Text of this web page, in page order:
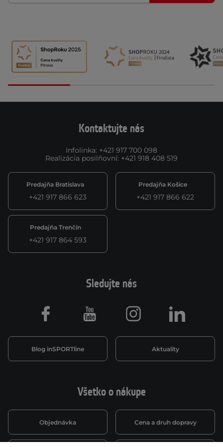
Kontaktujte nás
Infolinka: +421 917 700 098
Realizácia posilňovní: +421 918 408 519
Predajňa Bratislava
+421 917 866 623
Predajňa Košice
+421 917 866 622
Predajňa Trenčín
+421 917 864 593
Všetko o nákupe
Objednávka Cena a druh dopravy
Sledujte nás
Blog inSPORTline Aktuality
Facebook Youtube Instagram LinkedIn